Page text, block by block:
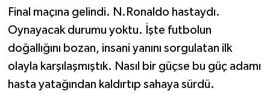
Final maçına gelindi. N.Ronaldo hastaydı.
Oynayacak durumu yoktu. İşte futbolun
doğallığını bozan, insani yanını sorgulatan ilk
olayla karşılaşmıştık. Nasıl bir güçse bu güç adamı
hasta yatağından kaldırtıp sahaya sürdü.